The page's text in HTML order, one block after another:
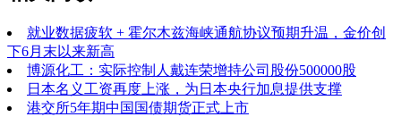
就业数据疲软 + 霍尔木兹海峡通航协议预期升温，金价创
下6月末以来新高
博源化工：实际控制人戴连荣增持公司股份500000股
日本名义工资再度上涨，为日本央行加息提供支撑
港交所5年期中国国债期货正式上市